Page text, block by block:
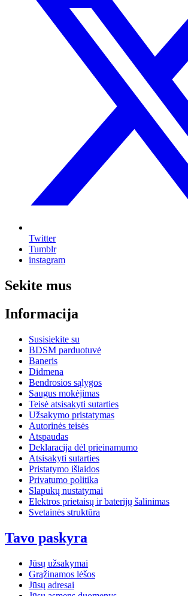
Twitter
Tumblr
instagram
Sekite mus
Informacija
Susisiekite su
BDSM parduotuvė
Baneris
Didmena
Bendrosios sąlygos
Saugus mokėjimas
Teisė atsisakyti sutarties
Užsakymo pristatymas
Autorinės teisės
Atspaudas
Deklaracija dėl prieinamumo
Atsisakyti sutarties
Pristatymo išlaidos
Privatumo politika
Slapukų nustatymai
Elektros prietaisų ir baterijų šalinimas
Svetainės struktūra
Tavo paskyra
Jūsų užsakymai
Grąžinamos lėšos
Jūsų adresai